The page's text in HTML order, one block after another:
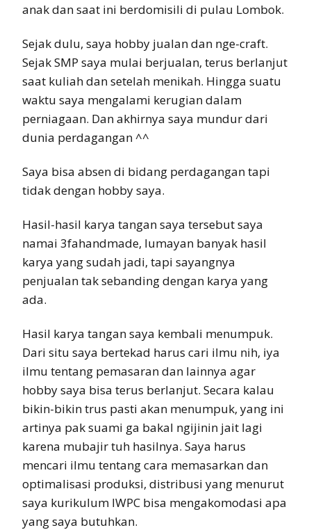
anak dan saat ini berdomisili di pulau Lombok.
Sejak dulu, saya hobby jualan dan nge-craft.
Sejak SMP saya mulai berjualan, terus berlanjut
saat kuliah dan setelah menikah. Hingga suatu
waktu saya mengalami kerugian dalam
perniagaan. Dan akhirnya saya mundur dari
dunia perdagangan ^^
Saya bisa absen di bidang perdagangan tapi
tidak dengan hobby saya.
Hasil-hasil karya tangan saya tersebut saya
namai 3fahandmade, lumayan banyak hasil
karya yang sudah jadi, tapi sayangnya
penjualan tak sebanding dengan karya yang
ada.
Hasil karya tangan saya kembali menumpuk.
Dari situ saya bertekad harus cari ilmu nih, iya
ilmu tentang pemasaran dan lainnya agar
hobby saya bisa terus berlanjut. Secara kalau
bikin-bikin trus pasti akan menumpuk, yang ini
artinya pak suami ga bakal ngijinin jait lagi
karena mubajir tuh hasilnya. Saya harus
mencari ilmu tentang cara memasarkan dan
optimalisasi produksi, distribusi yang menurut
saya kurikulum IWPC bisa mengakomodasi apa
yang saya butuhkan.